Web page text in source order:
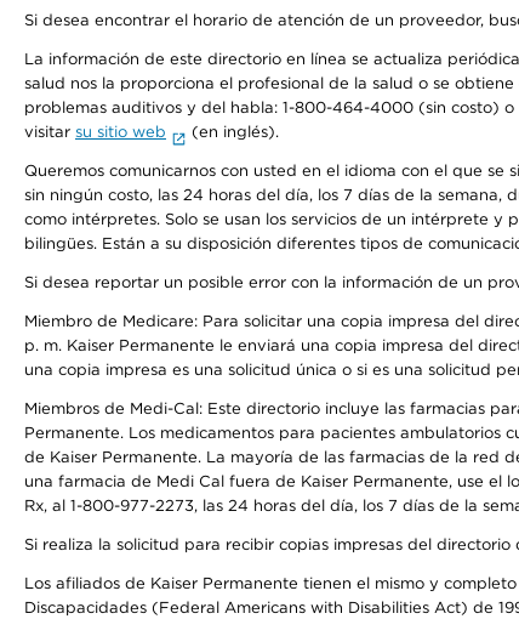
Si desea encontrar el horario de atención de un proveedor,
La información de este directorio en línea se actualiza
salud nos la proporciona el profesional de la salud o se
problemas auditivos y del habla: 1-800-464-4000 (sin costo) o
visitar su sitio web (en inglés).
Queremos comunicarnos con usted en el idioma con el que
sin ningún costo, las 24 horas del día, los 7 días de la
como intérpretes. Solo se usan los servicios de un intérprete
bilingües. Están a su disposición diferentes tipos de
Si desea reportar un posible error con la información de un
Miembro de Medicare: Para solicitar una copia impresa del
p. m. Kaiser Permanente le enviará una copia impresa del
una copia impresa es una solicitud única o si es una solicitud
Miembros de Medi-Cal: Este directorio incluye las farmacias
Permanente. Los medicamentos para pacientes ambulatorios
de Kaiser Permanente. La mayoría de las farmacias de la red
una farmacia de Medi Cal fuera de Kaiser Permanente, use el
Rx, al 1-800-977-2273, las 24 horas del día, los 7 días de la
Si realiza la solicitud para recibir copias impresas del
Los afiliados de Kaiser Permanente tienen el mismo y
Discapacidades (Federal Americans with Disabilities Act) de